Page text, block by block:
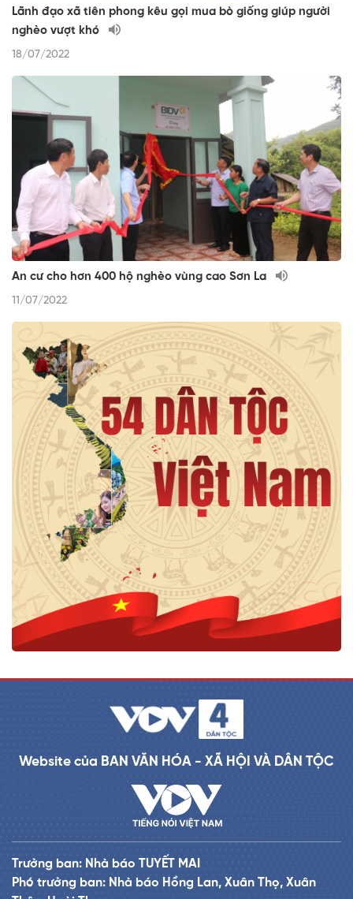
Lãnh đạo xã tiên phong kêu gọi mua bò giống giúp người
nghèo vượt khó
18/07/2022
An cư cho hơn 400 hộ nghèo vùng cao Sơn La
11/07/2022
Website của BAN VĂN HÓA - XÃ HỘI VÀ DÂN TỘC
Trưởng ban: Nhà báo TUYẾT MAI
Phó trưởng ban: Nhà báo Hồng Lan, Xuân Thọ, Xuân